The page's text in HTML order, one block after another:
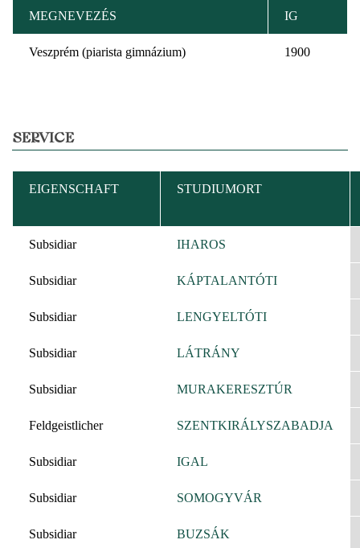
MEGNEVEZÉS IG
Veszprém (piarista gimnázium) 1900
SERVICE
EIGENSCHAFT STUDIUMORT
Subsidiar IHAROS
Subsidiar KÁPTALANTÓTI
Subsidiar LENGYELTÓTI
Subsidiar LÁTRÁNY
Subsidiar MURAKERESZTÚR
Feldgeistlicher SZENTKIRÁLYSZABADJA
Subsidiar IGAL
Subsidiar SOMOGYVÁR
Subsidiar BUZSÁK